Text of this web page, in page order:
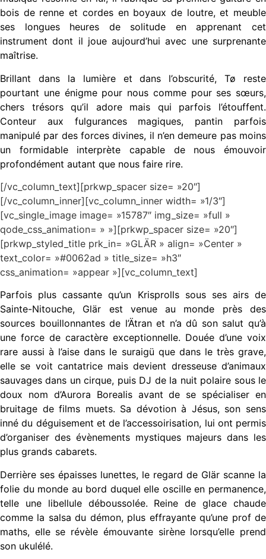
bois de renne et cordes en boyaux de loutre, et meuble
ses longues heures de solitude en apprenant cet
instrument dont il joue aujourd’hui avec une surprenante
maîtrise.
Brillant dans la lumière et dans l’obscurité, Tø reste
pourtant une énigme pour nous comme pour ses sœurs,
chers trésors qu’il adore mais qui parfois l’étouffent.
Conteur aux fulgurances magiques, pantin parfois
manipulé par des forces divines, il n’en demeure pas moins
un formidable interprète capable de nous émouvoir
profondément autant que nous faire rire.
[/vc_column_text][prkwp_spacer size= »20″]
[/vc_column_inner][vc_column_inner width= »1/3″]
[vc_single_image image= »15787″ img_size= »full »
qode_css_animation= » »][prkwp_spacer size= »20″]
[prkwp_styled_title prk_in= »GLÄR » align= »Center »
text_color= »#0062ad » title_size= »h3″
css_animation= »appear »][vc_column_text]
Parfois plus cassante qu’un Krisprolls sous ses airs de
Sainte-Nitouche, Glär est venue au monde près des
sources bouillonnantes de l’Ätran et n’a dû son salut qu’à
une force de caractère exceptionnelle. Douée d’une voix
rare aussi à l’aise dans le suraigü que dans le très grave,
elle se voit cantatrice mais devient dresseuse d’animaux
sauvages dans un cirque, puis DJ de la nuit polaire sous le
doux nom d’Aurora Borealis avant de se spécialiser en
bruitage de films muets. Sa dévotion à Jésus, son sens
inné du déguisement et de l’accessoirisation, lui ont permis
d’organiser des évènements mystiques majeurs dans les
plus grands cabarets.
Derrière ses épaisses lunettes, le regard de Glär scanne la
folie du monde au bord duquel elle oscille en permanence,
telle une libellule déboussolée. Reine de glace chaude
comme la salsa du démon, plus effrayante qu’une prof de
maths, elle se révèle émouvante sirène lorsqu’elle prend
son ukulélé.